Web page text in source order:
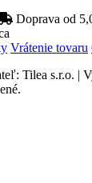
Doprava od
Vrátenie tovaru
Tilea s.r.o. |